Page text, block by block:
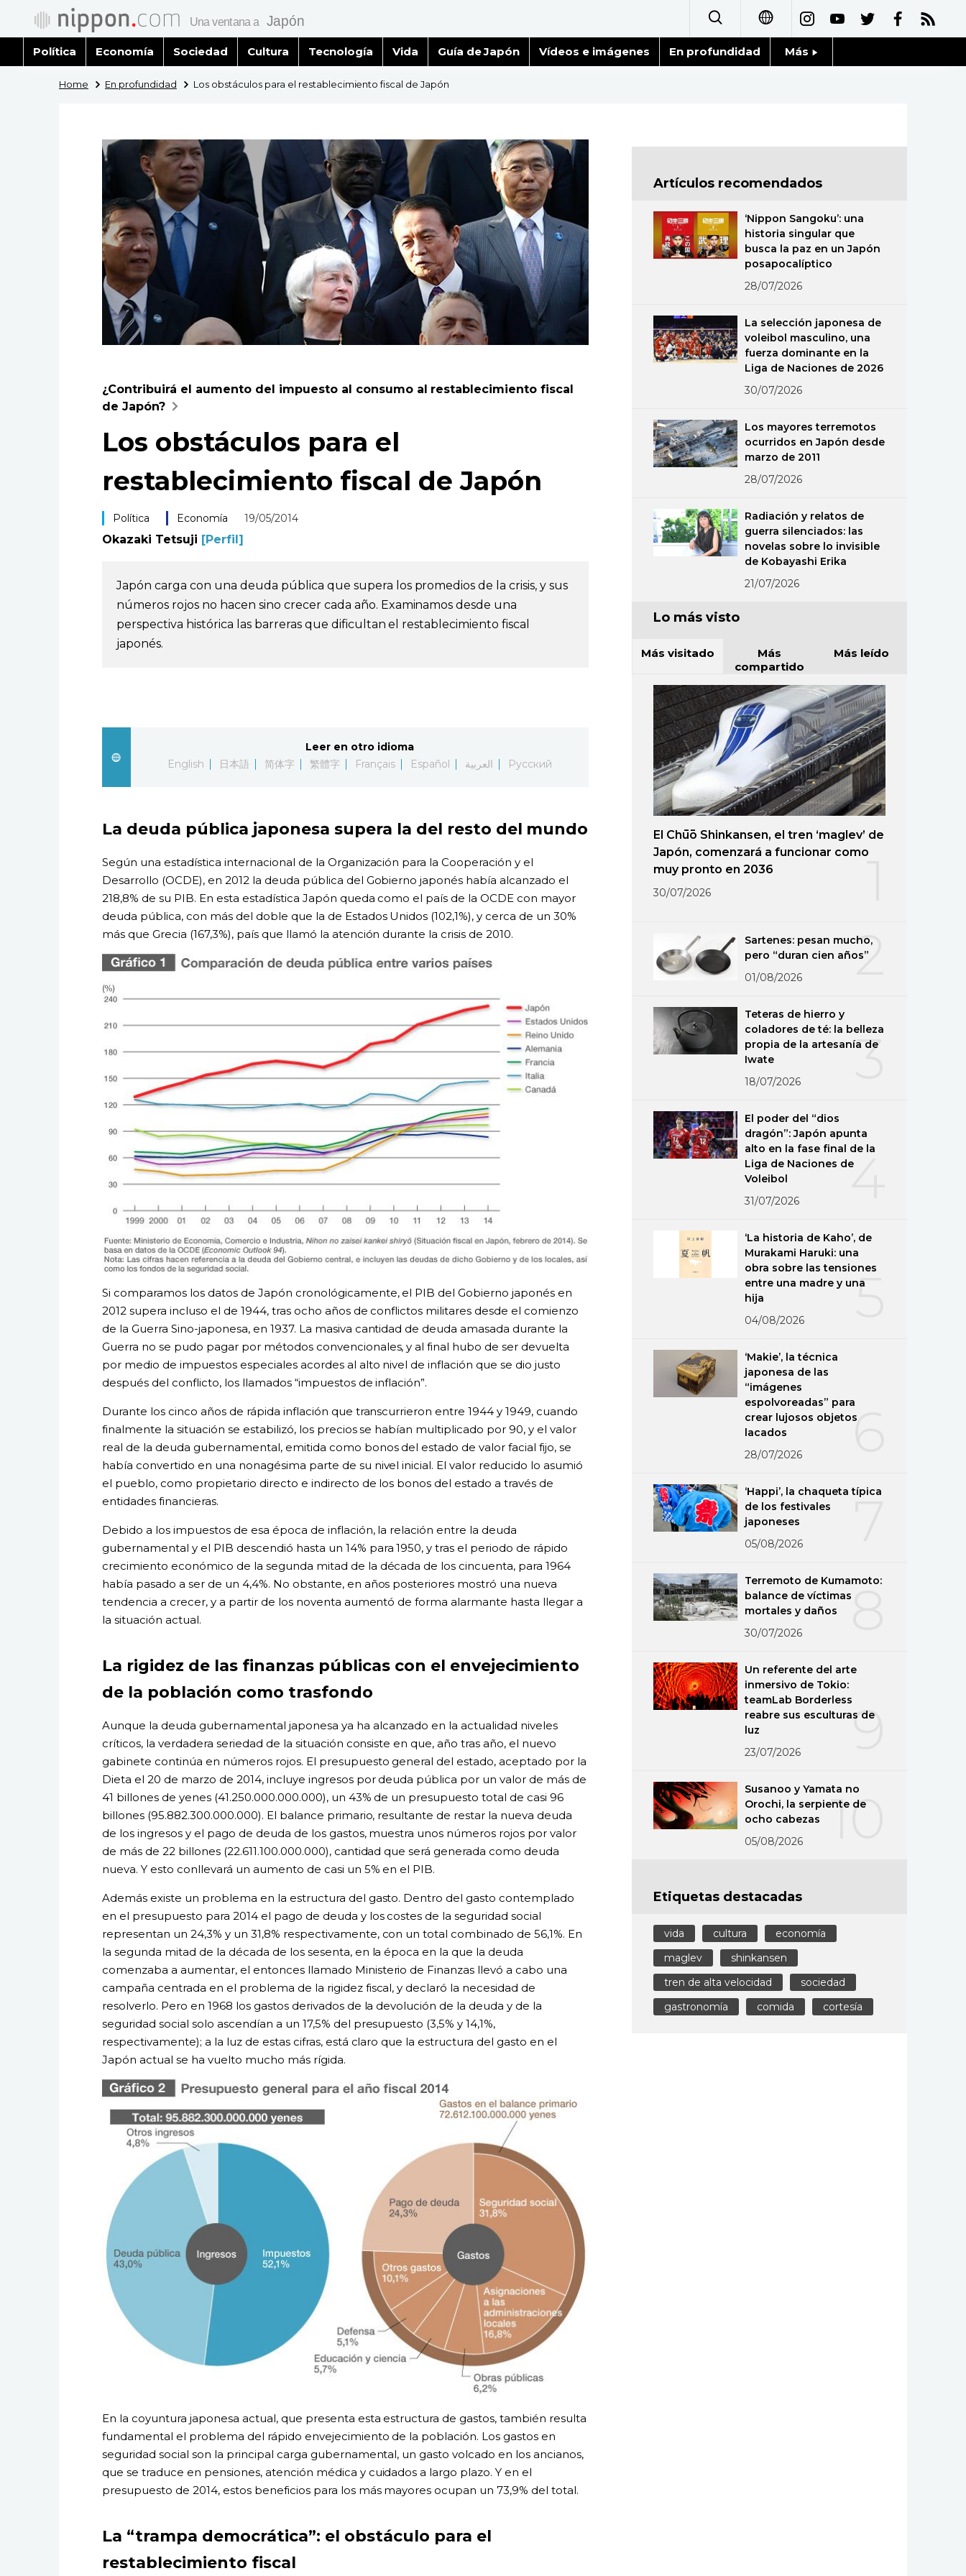
日本語
العربية
Política Economía Sociedad Cultura Tecnología Vida Guía de Japón Vídeos e imágenes En profundidad Más
Blog
Tokio
Home En profundidad Los obstáculos para el restablecimiento fiscal de Japón
¿Contribuirá el aumento del impuesto al consumo al restablecimiento fiscal
de Japón?
Los obstáculos para el
restablecimiento fiscal de Japón
Política Economía 19/05/2014
Okazaki Tetsuji [Perfil]
Japón carga con una deuda pública que supera los promedios de la crisis, y sus
números rojos no hacen sino crecer cada año. Examinamos desde una
perspectiva histórica las barreras que dificultan el restablecimiento fiscal
japonés.
Leer en otro idioma
English
日本語 简体字 繁體字 Français Español العربية Русский
La deuda pública japonesa supera la del resto del mundo
Según una estadística internacional de la Organización para la Cooperación y el
Desarrollo (OCDE), en 2012 la deuda pública del Gobierno japonés había alcanzado el
218,8% de su PIB. En esta estadística Japón queda como el país de la OCDE con mayor
deuda pública, con más del doble que la de Estados Unidos (102,1%), y cerca de un 30%
más que Grecia (167,3%), país que llamó la atención durante la crisis de 2010.
Si comparamos los datos de Japón cronológicamente, el PIB del Gobierno japonés en
2012 supera incluso el de 1944, tras ocho años de conflictos militares desde el comienzo
de la Guerra Sino-japonesa, en 1937. La masiva cantidad de deuda amasada durante la
Guerra no se pudo pagar por métodos convencionales, y al final hubo de ser devuelta
por medio de impuestos especiales acordes al alto nivel de inflación que se dio justo
después del conflicto, los llamados “impuestos de inflación”.
Durante los cinco años de rápida inflación que transcurrieron entre 1944 y 1949, cuando
finalmente la situación se estabilizó, los precios se habían multiplicado por 90, y el valor
real de la deuda gubernamental, emitida como bonos del estado de valor facial fijo, se
había convertido en una nonagésima parte de su nivel inicial. El valor reducido lo asumió
el pueblo, como propietario directo e indirecto de los bonos del estado a través de
entidades financieras.
Debido a los impuestos de esa época de inflación, la relación entre la deuda
gubernamental y el PIB descendió hasta un 14% para 1950, y tras el periodo de rápido
crecimiento económico de la segunda mitad de la década de los cincuenta, para 1964
había pasado a ser de un 4,4%. No obstante, en años posteriores mostró una nueva
tendencia a crecer, y a partir de los noventa aumentó de forma alarmante hasta llegar a
la situación actual.
La rigidez de las finanzas públicas con el envejecimiento
de la población como trasfondo
Aunque la deuda gubernamental japonesa ya ha alcanzado en la actualidad niveles
críticos, la verdadera seriedad de la situación consiste en que, año tras año, el nuevo
gabinete continúa en números rojos. El presupuesto general del estado, aceptado por la
Dieta el 20 de marzo de 2014, incluye ingresos por deuda pública por un valor de más de
41 billones de yenes (41.250.000.000.000), un 43% de un presupuesto total de casi 96
billones (95.882.300.000.000). El balance primario, resultante de restar la nueva deuda
de los ingresos y el pago de deuda de los gastos, muestra unos números rojos por valor
de más de 22 billones (22.611.100.000.000), cantidad que será generada como deuda
nueva. Y esto conllevará un aumento de casi un 5% en el PIB.
Además existe un problema en la estructura del gasto. Dentro del gasto contemplado
en el presupuesto para 2014 el pago de deuda y los costes de la seguridad social
representan un 24,3% y un 31,8% respectivamente, con un total combinado de 56,1%. En
la segunda mitad de la década de los sesenta, en la época en la que la deuda
comenzaba a aumentar, el entonces llamado Ministerio de Finanzas llevó a cabo una
campaña centrada en el problema de la rigidez fiscal, y declaró la necesidad de
resolverlo. Pero en 1968 los gastos derivados de la devolución de la deuda y de la
seguridad social solo ascendían a un 17,5% del presupuesto (3,5% y 14,1%,
respectivamente); a la luz de estas cifras, está claro que la estructura del gasto en el
Japón actual se ha vuelto mucho más rígida.
En la coyuntura japonesa actual, que presenta esta estructura de gastos, también resulta
fundamental el problema del rápido envejecimiento de la población. Los gastos en
seguridad social son la principal carga gubernamental, un gasto volcado en los ancianos,
que se traduce en pensiones, atención médica y cuidados a largo plazo. Y en el
presupuesto de 2014, estos beneficios para los más mayores ocupan un 73,9% del total.
La “trampa democrática”: el obstáculo para el
restablecimiento fiscal
Artículos recomendados
‘Nippon Sangoku’: una
historia singular que
busca la paz en un Japón
posapocalíptico
28/07/2026
La selección japonesa de
voleibol masculino, una
fuerza dominante en la
Liga de Naciones de 2026
30/07/2026
Los mayores terremotos
ocurridos en Japón desde
marzo de 2011
28/07/2026
Radiación y relatos de
guerra silenciados: las
novelas sobre lo invisible
de Kobayashi Erika
21/07/2026
Lo más visto
Más visitado
Más
compartido
Más leído
El Chūō Shinkansen, el tren ‘maglev’ de
Japón, comenzará a funcionar como
muy pronto en 2036
30/07/2026
2
Sartenes: pesan mucho,
pero “duran cien años”
01/08/2026
3
Teteras de hierro y
coladores de té: la belleza
propia de la artesanía de
Iwate
18/07/2026
4
El poder del “dios
dragón”: Japón apunta
alto en la fase final de la
Liga de Naciones de
Voleibol
31/07/2026
5
‘La historia de Kaho’, de
Murakami Haruki: una
obra sobre las tensiones
entre una madre y una
hija
04/08/2026
6
‘Makie’, la técnica
japonesa de las
“imágenes
espolvoreadas” para
crear lujosos objetos
lacados
28/07/2026
7
‘Happi’, la chaqueta típica
de los festivales
japoneses
05/08/2026
8
Terremoto de Kumamoto:
balance de víctimas
mortales y daños
30/07/2026
9
Un referente del arte
inmersivo de Tokio:
teamLab Borderless
reabre sus esculturas de
luz
23/07/2026
10
Susanoo y Yamata no
Orochi, la serpiente de
ocho cabezas
05/08/2026
Etiquetas destacadas
vida cultura
economía
maglev
shinkansen
tren de alta velocidad
sociedad
gastronomía
comida cortesía